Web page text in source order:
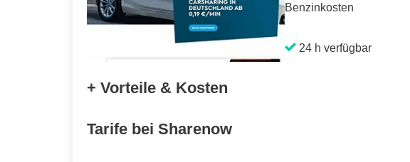
Benzinkosten
24 h verfügbar
+ Vorteile & Kosten
Tarife bei Sharenow